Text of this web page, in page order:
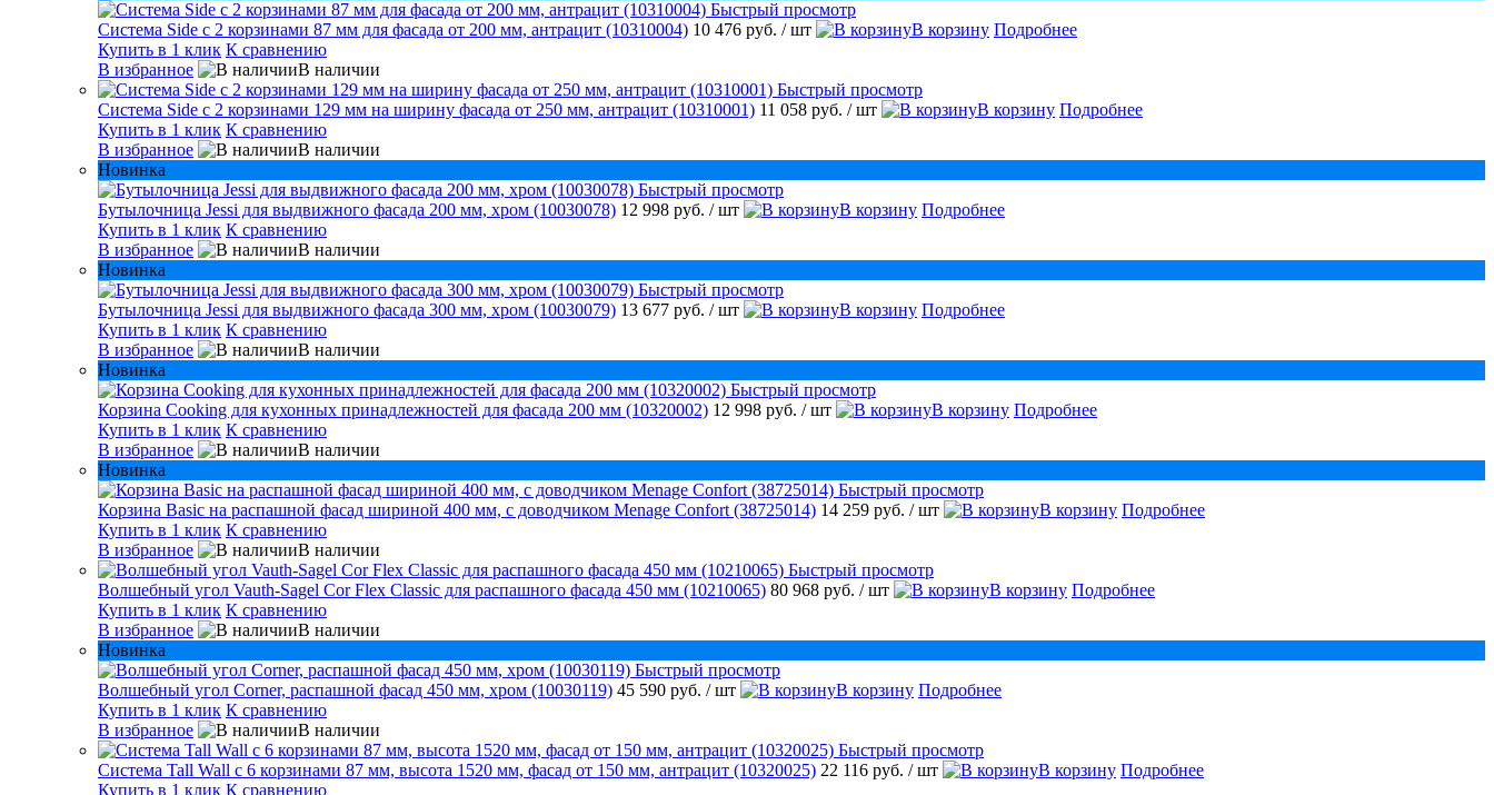
Быстрый просмотр
Система Side с 2 корзинами 87 мм для фасада от 200 мм, антрацит (10310004) 10 476 руб. / шт В корзину Подробнее
Купить в 1 клик К сравнению
В избранное
В наличии
Быстрый просмотр
Система Side c 2 корзинами 129 мм на ширину фасада от 250 мм, антрацит (10310001) 11 058 руб. / шт В корзину Подробнее
Купить в 1 клик К сравнению
В избранное
В наличии
Новинка
Быстрый просмотр
Бутылочница Jessi для выдвижного фасада 200 мм, хром (10030078) 12 998 руб. / шт В корзину Подробнее
Купить в 1 клик К сравнению
В избранное
В наличии
Новинка
Быстрый просмотр
Бутылочница Jessi для выдвижного фасада 300 мм, хром (10030079) 13 677 руб. / шт В корзину Подробнее
Купить в 1 клик К сравнению
В избранное
В наличии
Новинка
Быстрый просмотр
Корзина Cooking для кухонных принадлежностей для фасада 200 мм (10320002) 12 998 руб. / шт В корзину Подробнее
Купить в 1 клик К сравнению
В избранное
В наличии
Новинка
Быстрый просмотр
Корзина Basic на распашной фасад шириной 400 мм, с доводчиком Menage Confort (38725014) 14 259 руб. / шт В корзину Подробнее
Купить в 1 клик К сравнению
В избранное
В наличии
Быстрый просмотр
Волшебный угол Vauth-Sagel Cor Flex Classic для распашного фасада 450 мм (10210065) 80 968 руб. / шт В корзину Подробнее
Купить в 1 клик К сравнению
В избранное
В наличии
Новинка
Быстрый просмотр
Волшебный угол Corner, распашной фасад 450 мм, хром (10030119) 45 590 руб. / шт В корзину Подробнее
Купить в 1 клик К сравнению
В избранное
В наличии
Быстрый просмотр
Система Tall Wall с 6 корзинами 87 мм, высота 1520 мм, фасад от 150 мм, антрацит (10320025) 22 116 руб. / шт В корзину Подробнее
Купить в 1 клик К сравнению